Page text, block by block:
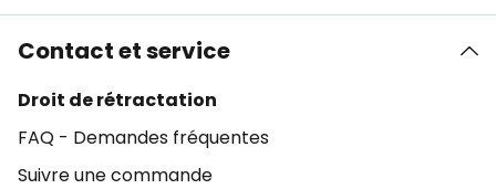
Contact et service
Droit de rétractation
FAQ - Demandes fréquentes
Suivre une commande